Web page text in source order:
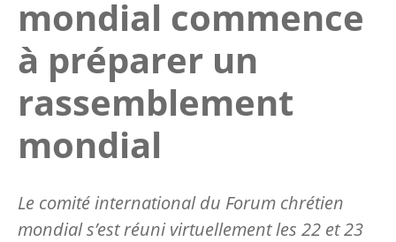
mondial commence
à préparer un
rassemblement
mondial
Le comité international du Forum chrétien
mondial s’est réuni virtuellement les 22 et 23